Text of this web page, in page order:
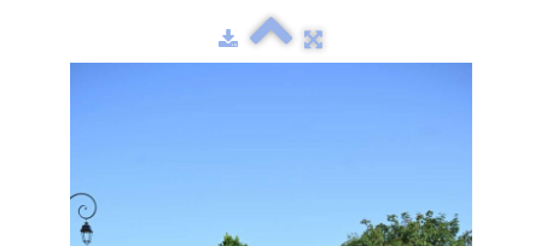
Devenez bénévoles